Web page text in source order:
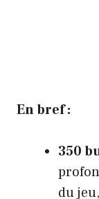
En bref :
350
du